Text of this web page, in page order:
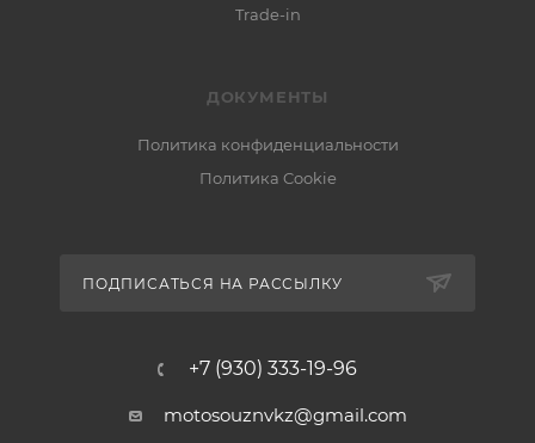
Trade-in
ДОКУМЕНТЫ
Политика конфиденциальности
Политика Cookie
ПОДПИСАТЬСЯ НА РАССЫЛКУ
+7 (930) 333-19-96
motosouznvkz@gmail.com